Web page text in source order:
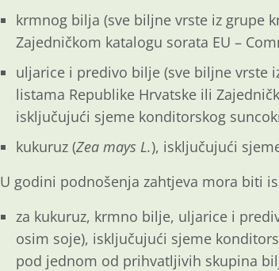
krmnog bilja (sve biljne vrste iz grupe
Zajedničkom katalogu sorata EU –
uljarice i predivo bilje (sve biljne vrste
listama Republike Hrvatske ili
isključujući sjeme konditorskog
kukuruz (Zea mays L.), isključujući
U godini podnošenja zahtjeva mora biti
za kukuruz, krmno bilje, uljarice i
osim soje), isključujući sjeme
pod jednom od prihvatljivih skupina